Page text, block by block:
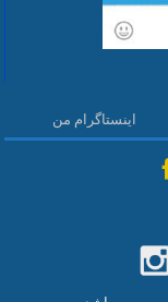
اینستاگرام من